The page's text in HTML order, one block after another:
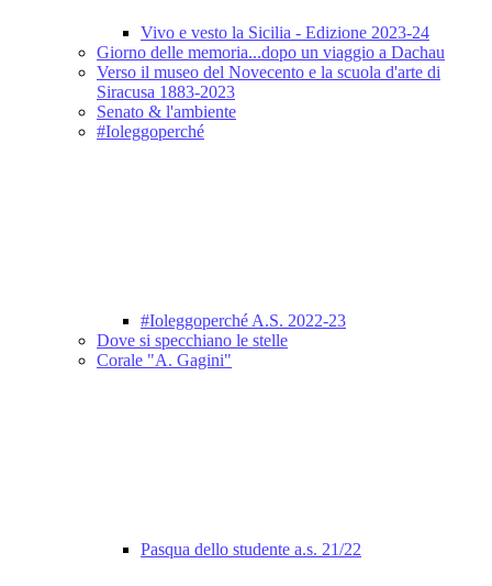
Vivo e vesto la Sicilia - Edizione 2023-24
Giorno delle memoria...dopo un viaggio a Dachau
Verso il museo del Novecento e la scuola d'arte di
Siracusa 1883-2023
Senato & l'ambiente
#Ioleggoperché
#Ioleggoperché A.S. 2022-23
Dove si specchiano le stelle
Corale "A. Gagini"
Pasqua dello studente a.s. 21/22